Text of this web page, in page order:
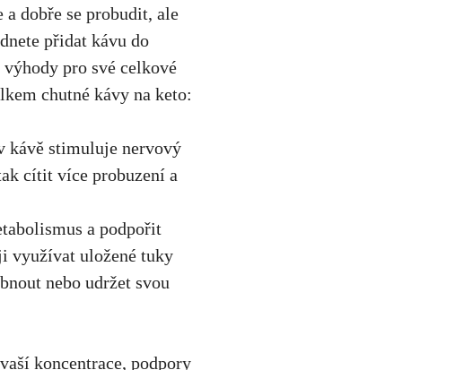
dobře ⁤se​ probudit, ale
přidat kávu do
pro své celkové
chutné kávy na keto:
kávě stimuluje‍ nervový‍
cítit‌ více‍ probuzení a
a podpořit⁤
​využívat⁢ uložené tuky
nebo udržet svou
koncentrace, ⁤podpory